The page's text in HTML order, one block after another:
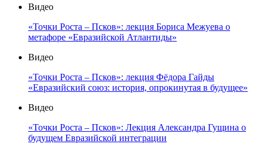
Видео
«Точки Роста – Псков»: лекция Бориса Межуева о
метафоре «Евразийской Атлантиды»
Видео
«Точки Роста – Псков»: лекция Фёдора Гайды
«Евразийский союз: история, опрокинутая в будущее»
Видео
«Точки Роста – Псков»: Лекция Александра Гущина о
будущем Евразийской интеграции